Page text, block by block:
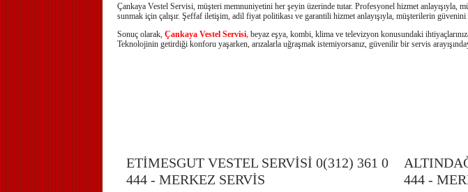
Çankaya Vestel Servisi, müşteri memnuniyetini her şeyin üzerinde tutar. Profesyonel hizmet anlayışıyla,
sunmak için çalışır. Şeffaf iletişim, adil fiyat politikası ve garantili hizmet anlayışıyla, müşterilerin güvenini
Sonuç olarak, Çankaya Vestel Servisi, beyaz eşya, kombi, klima ve televizyon konusundaki
Teknolojinin getirdiği konforu yaşarken, arızalarla uğraşmak istemiyorsanız, güvenilir bir servis
ETİMESGUT VESTEL SERVİSİ 0(312) 361 0
444 - MERKEZ SERVİS
444 -